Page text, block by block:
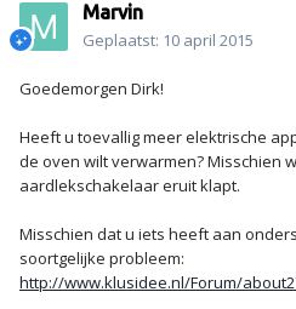
Marvin
Geplaatst: 10 april 2015
Goedemorgen Dirk!
Heeft u toevallig meer elektrische
de oven wilt verwarmen? Misschien
aardlekschakelaar eruit klapt.
Misschien dat u iets heeft aan
soortgelijke probleem:
http://www.klusidee.nl/Forum/